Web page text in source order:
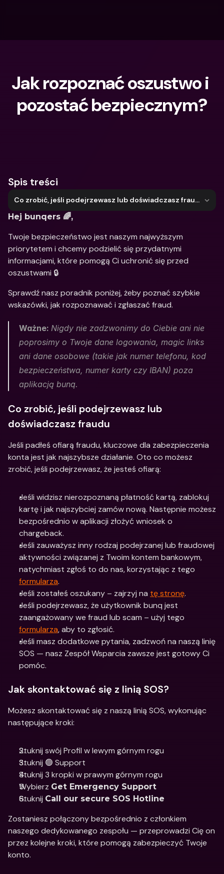
Jak rozpoznać oszustwo i
pozostać bezpiecznym?
Spis treści
Co zrobić, jeśli podejrzewasz lub doświadczasz fraudu
Hej bunqers 🌈,
Twoje bezpieczeństwo jest naszym najwyższym
priorytetem i chcemy podzielić się przydatnymi
informacjami, które pomogą Ci uchronić się przed
oszustwami 🔒
Sprawdź nasz poradnik poniżej, żeby poznać szybkie
wskazówki, jak rozpoznawać i zgłaszać fraud.
Ważne: Nigdy nie zadzwonimy do Ciebie ani nie
poprosimy o Twoje dane logowania, magic links
ani dane osobowe (takie jak numer telefonu, kod
bezpieczeństwa, numer karty czy IBAN) poza
aplikacją bunq.
Co zrobić, jeśli podejrzewasz lub
doświadczasz fraudu
Jeśli padłeś ofiarą fraudu, kluczowe dla zabezpieczenia
konta jest jak najszybsze działanie. Oto co możesz
zrobić, jeśli podejrzewasz, że jesteś ofiarą:
Jeśli widzisz nierozpoznaną płatność kartą, zablokuj
kartę i jak najszybciej zamów nową. Następnie możesz
bezpośrednio w aplikacji złożyć wniosek o
chargeback.
Jeśli zauważysz inny rodzaj podejrzanej lub fraudowej
aktywności związanej z Twoim kontem bankowym,
formularza.
Jeśli zostałeś oszukany – zajrzyj na tę stronę.
Jeśli podejrzewasz, że użytkownik bunq jest
formularza, aby to zgłosić.
Jeśli masz dodatkowe pytania, zadzwoń na naszą linię
SOS — nasz Zespół Wsparcia zawsze jest gotowy Ci
pomóc.
Jak skontaktować się z linią SOS?
Możesz skontaktować się z naszą linią SOS, wykonując
następujące kroki:
Stuknij swój Profil w lewym górnym rogu
Stuknij 🟢 Support
Stuknij 3 kropki w prawym górnym rogu
Wybierz Get Emergency Support
Stuknij Call our secure SOS Hotline
Zostaniesz połączony bezpośrednio z członkiem
naszego dedykowanego zespołu — przeprowadzi Cię on
przez kolejne kroki, które pomogą zabezpieczyć Twoje
konto.